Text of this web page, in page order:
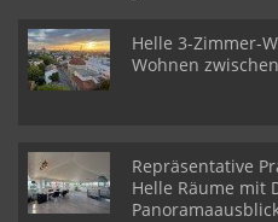
Helle 3-Zimmer-
Wohnen
Repräsentative
Helle Räume mit